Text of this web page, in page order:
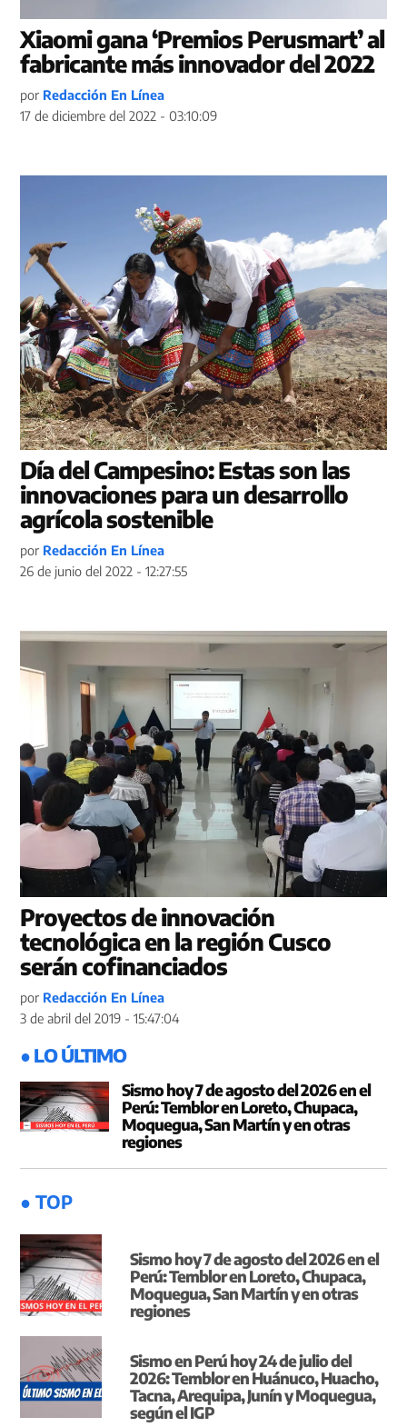
Xiaomi gana ‘Premios Perusmart’ al
fabricante más innovador del 2022
por Redacción En Línea
17 de diciembre del 2022 - 03:10:09
Día del Campesino: Estas son las
innovaciones para un desarrollo
agrícola sostenible
por Redacción En Línea
26 de junio del 2022 - 12:27:55
Proyectos de innovación
tecnológica en la región Cusco
serán cofinanciados
por Redacción En Línea
3 de abril del 2019 - 15:47:04
● LO ÚLTIMO
Sismo hoy 7 de agosto del 2026 en el
Perú: Temblor en Loreto, Chupaca,
Moquegua, San Martín y en otras
regiones
● TOP
Sismo hoy 7 de agosto del 2026 en el
Perú: Temblor en Loreto, Chupaca,
Moquegua, San Martín y en otras
regiones
Sismo en Perú hoy 24 de julio del
2026: Temblor en Huánuco, Huacho,
Tacna, Arequipa, Junín y Moquegua,
según el IGP